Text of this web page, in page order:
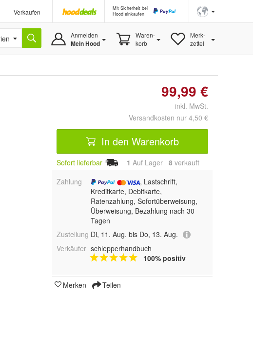
Verkaufen
Mit Sicherheit bei
Hood einkaufen
Anmelden
Mein Hood
Waren-
korb
Merk-
zettel
99,99 €
inkl. MwSt.
Versandkosten nur 4,50 €
In den Warenkorb
Sofort lieferbar 1 Auf Lager 8 verkauft
Zahlung
, Lastschrift,
Kreditkarte, Debitkarte,
Ratenzahlung, Sofortüberweisung,
Überweisung, Bezahlung nach 30
Tagen
Zustellung Di, 11. Aug. bis Do, 13. Aug.
Verkäufer schlepperhandbuch
100% positiv
Merken Teilen